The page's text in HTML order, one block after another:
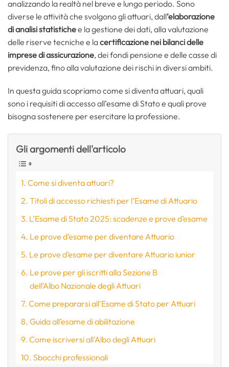
analizzando la realtà nel breve e lungo periodo. Sono
diverse le attività che svolgono gli attuari, dall‘elaborazione
di analisi statistichee la gestione dei dati, alla valutazione
delle riserve tecniche e lacertificazione nei bilanci delle
imprese di assicurazione, dei fondi pensione e delle casse di
previdenza, fino alla valutazione dei rischi in diversi ambiti.
In questa guida scopriamo come si diventa attuari, quali
sono i requisiti di accesso all’esame di Stato e quali prove
bisogna sostenere per esercitare la professione.
Gli argomenti dell'articolo
Come si diventa attuari?
Titoli di accesso richiesti per l’Esame di Attuario
L’Esame di Stato 2025: scadenze e prove d’esame
Le prove d’esame per diventare Attuario
Le prove d’esame per diventare Attuario iunior
Le prove per gli iscritti alla Sezione B
dell’Albo Nazionale degli Attuari
Come prepararsi all’Esame di Stato per Attuari
Guida all’esame di abilitazione
Come iscriversi all’Albo degli Attuari
Sbocchi professionali